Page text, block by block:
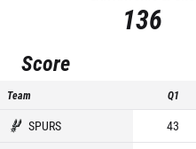
136
Score
Team Q1
SPURS 43